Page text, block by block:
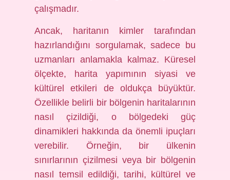
çalışmadır.
Ancak, haritanın kimler tarafından
hazırlandığını sorgulamak, sadece bu
uzmanları anlamakla kalmaz. Küresel
ölçekte, harita yapımının siyasi ve
kültürel etkileri de oldukça büyüktür.
Özellikle belirli bir bölgenin haritalarının
nasıl çizildiği, o bölgedeki güç
dinamikleri hakkında da önemli ipuçları
verebilir. Örneğin, bir ülkenin
sınırlarının çizilmesi veya bir bölgenin
nasıl temsil edildiği, tarihi, kültürel ve